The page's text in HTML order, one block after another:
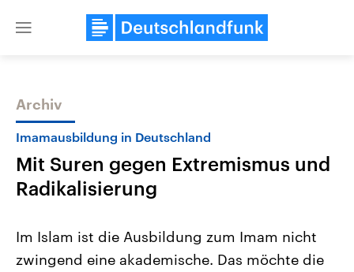
Close
Themen
Archiv
Imamausbildung in Deutschland
Mit Suren gegen Extremismus und
Radikalisierung
Im Islam ist die Ausbildung zum Imam nicht
zwingend eine akademische. Das möchte die